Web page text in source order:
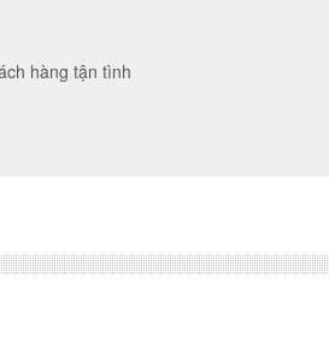
hàng tận tình